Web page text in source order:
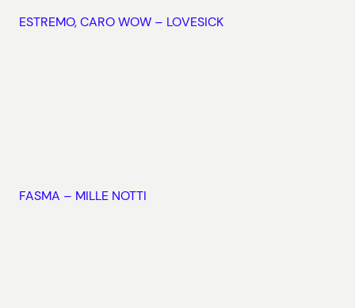
ESTREMO, CARO WOW – LOVESICK
FASMA – MILLE NOTTI